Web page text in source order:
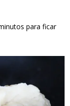
para ficar